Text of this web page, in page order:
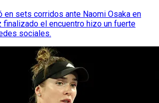
en sets corridos ante Naomi Osaka en
finalizado el encuentro hizo un fuerte
sociales.